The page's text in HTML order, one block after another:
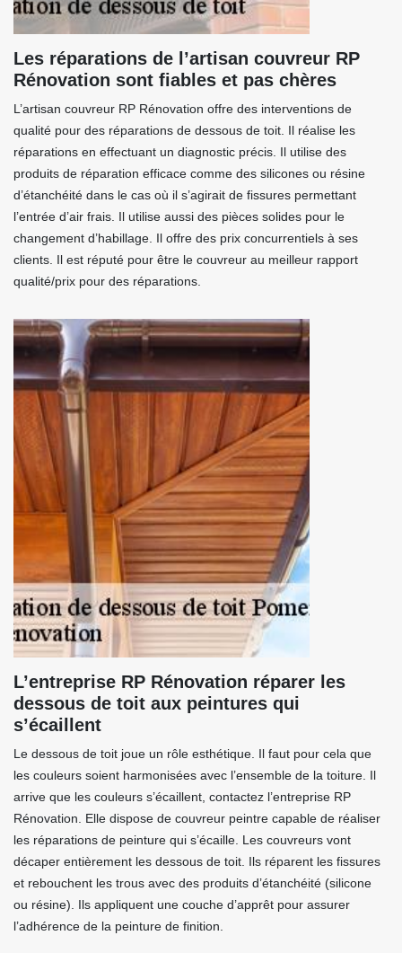
Les réparations de l’artisan couvreur RP
Rénovation sont fiables et pas chères
L’artisan couvreur RP Rénovation offre des interventions de
qualité pour des réparations de dessous de toit. Il réalise les
réparations en effectuant un diagnostic précis. Il utilise des
produits de réparation efficace comme des silicones ou résine
d’étanchéité dans le cas où il s’agirait de fissures permettant
l’entrée d’air frais. Il utilise aussi des pièces solides pour le
changement d’habillage. Il offre des prix concurrentiels à ses
clients. Il est réputé pour être le couvreur au meilleur rapport
qualité/prix pour des réparations.
L’entreprise RP Rénovation réparer les
dessous de toit aux peintures qui
s’écaillent
Le dessous de toit joue un rôle esthétique. Il faut pour cela que
les couleurs soient harmonisées avec l’ensemble de la toiture. Il
arrive que les couleurs s’écaillent, contactez l’entreprise RP
Rénovation. Elle dispose de couvreur peintre capable de réaliser
les réparations de peinture qui s’écaille. Les couvreurs vont
décaper entièrement les dessous de toit. Ils réparent les fissures
et rebouchent les trous avec des produits d’étanchéité (silicone
ou résine). Ils appliquent une couche d’apprêt pour assurer
l’adhérence de la peinture de finition.